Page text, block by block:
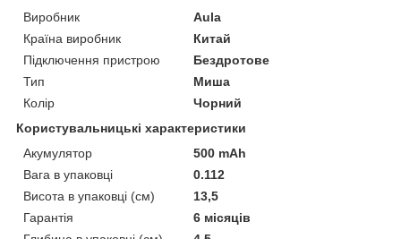
Виробник
Aula
Країна виробник
Китай
Підключення пристрою
Бездротове
Тип
Миша
Колір
Чорний
Користувальницькі характеристики
Акумулятор
500 mAh
Вага в упаковці
0.112
Висота в упаковці (см)
13,5
Гарантія
6 місяців